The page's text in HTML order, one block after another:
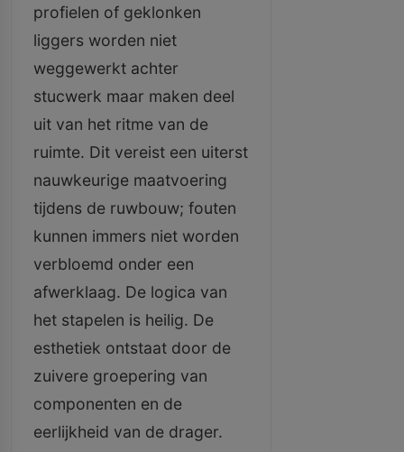
profielen of geklonken
liggers worden niet
weggewerkt achter
stucwerk maar maken deel
uit van het ritme van de
ruimte. Dit vereist een uiterst
nauwkeurige maatvoering
tijdens de ruwbouw; fouten
kunnen immers niet worden
verbloemd onder een
afwerklaag. De logica van
het stapelen is heilig. De
esthetiek ontstaat door de
zuivere groepering van
componenten en de
eerlijkheid van de drager.